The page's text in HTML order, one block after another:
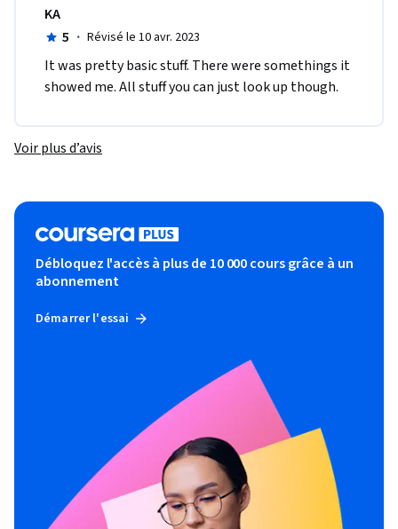
KA
5 · Révisé le 10 avr. 2023
It was pretty basic stuff. There were somethings it
showed me. All stuff you can just look up though.
Voir plus d’avis
Débloquez l'accès à plus de 10 000 cours grâce à un
abonnement
Démarrer l'essai